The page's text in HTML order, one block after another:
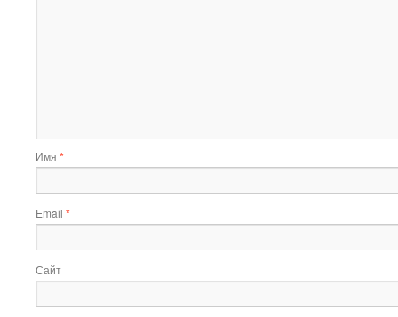
Имя *
Email *
Сайт